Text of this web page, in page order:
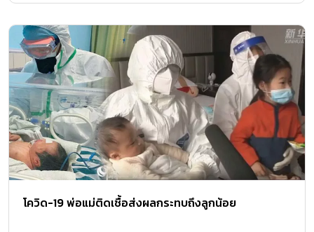
โควิด-19 พ่อแม่ติดเชื้อส่งผลกระทบถึงลูกน้อย